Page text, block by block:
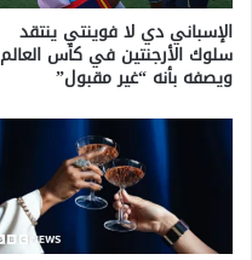
الإسباني دي لا فوينتي ينتقد
سلوك الأرجنتين في كأس العالم
ويصفه بأنه “غير مقبول”